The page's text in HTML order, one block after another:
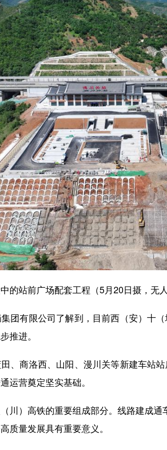
站前广场配套工程（5月20日摄，无人
有限公司了解到，目前西（安）十
推进。
商洛西、山阳、漫川关等新建车站
运营奠定坚实基础。
）高铁的重要组成部分。线路建成通
质量发展具有重要意义。